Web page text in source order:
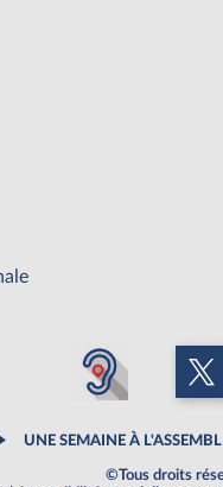
UNE SEMAINE À
©Tous droits